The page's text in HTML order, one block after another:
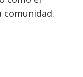
comunidad.